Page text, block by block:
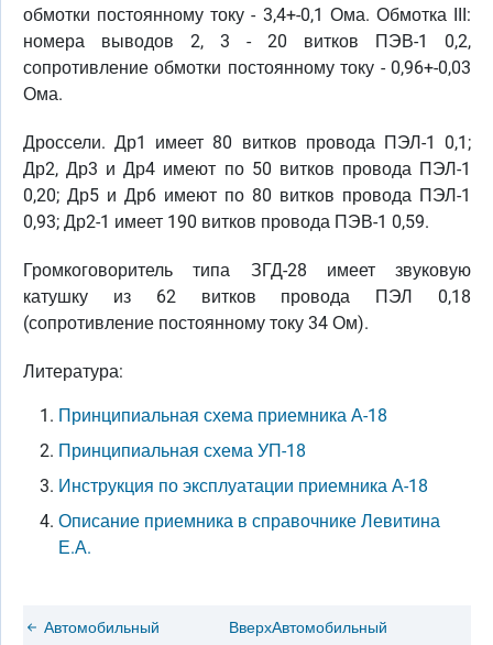
обмотки постоянному току - 3,4+-0,1 Ома. Обмотка III:
номера выводов 2, 3 - 20 витков ПЭВ-1 0,2,
сопротивление обмотки постоянному току - 0,96+-0,03
Ома.
Дроссели. Др1 имеет 80 витков провода ПЭЛ-1 0,1;
Др2, Др3 и Др4 имеют по 50 витков провода ПЭЛ-1
0,20; Др5 и Др6 имеют по 80 витков провода ПЭЛ-1
0,93; Др2-1 имеет 190 витков провода ПЭВ-1 0,59.
Громкоговоритель типа ЗГД-28 имеет звуковую
катушку из 62 витков провода ПЭЛ 0,18
(сопротивление постоянному току 34 Ом).
Литература:
Принципиальная схема приемника А-18
Принципиальная схема УП-18
Инструкция по эксплуатации приемника А-18
Описание приемника в справочнике Левитина
Е.А.
Автомобильный
ВверхАвтомобильный